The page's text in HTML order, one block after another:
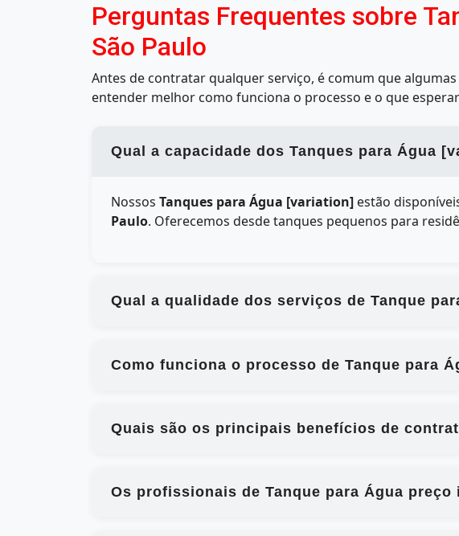
Perguntas Frequentes sobre
São Paulo
Antes de contratar qualquer serviço, é comum que
entender melhor como funciona o processo e o que
Qual a capacidade dos Tanques para Água
Nossos Tanques para Água [variation] estão
Paulo. Oferecemos desde tanques pequenos para
Qual a qualidade dos serviços de Tanque
Como funciona o processo de Tanque para
Quais são os principais benefícios de
Os profissionais de Tanque para Água